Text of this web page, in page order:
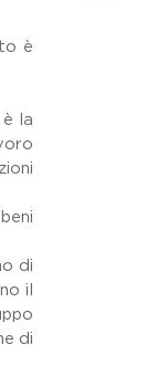
è
è la
di
il
di